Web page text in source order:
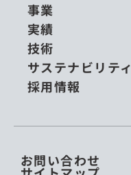
事業
実績
技術
サステナビリティ
採用情報
お問い合わせ